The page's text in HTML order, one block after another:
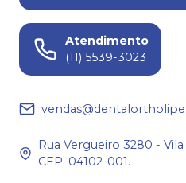
Atendimento
(11) 5539-3023
Rua Vergueiro 3280 -
CEP: 04102-001.